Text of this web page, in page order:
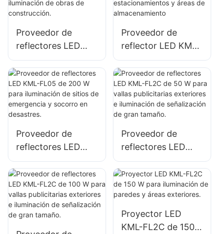
Proveedor de
reflectores LED
KML-FL05 de 100
W para fachadas
de edificios e
iluminación de
obras de
Proveedor de
reflector LED KML-
FL05 de 150 W
para iluminación de
estacionamientos y
áreas de
almacenamiento
Proveedor de
reflectores LED
KML-FL05 de 200
W para iluminación
de sitios de
emergencia y
socorro en
Proveedor de
reflectores LED
KML-FL2C de 50 W
para vallas
publicitarias
exteriores e
iluminación de
señalización de
Proyector LED
KML-FL2C de 150